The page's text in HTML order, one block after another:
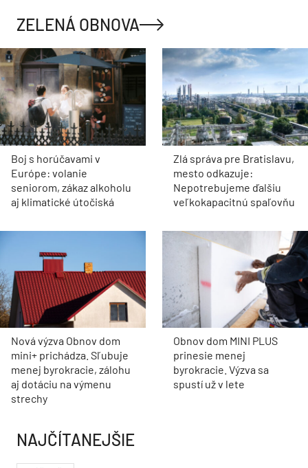
ZELENÁ OBNOVA
Boj s horúčavami v
Európe: volanie
seniorom, zákaz alkoholu
aj klimatické útočiská
Zlá správa pre Bratislavu,
mesto odkazuje:
Nepotrebujeme ďalšiu
veľkokapacitnú spaľovňu
Nová výzva Obnov dom
mini+ prichádza. Sľubuje
menej byrokracie, zálohu
aj dotáciu na výmenu
strechy
Obnov dom MINI PLUS
prinesie menej
byrokracie. Výzva sa
spustí už v lete
NAJČÍTANEJŠIE